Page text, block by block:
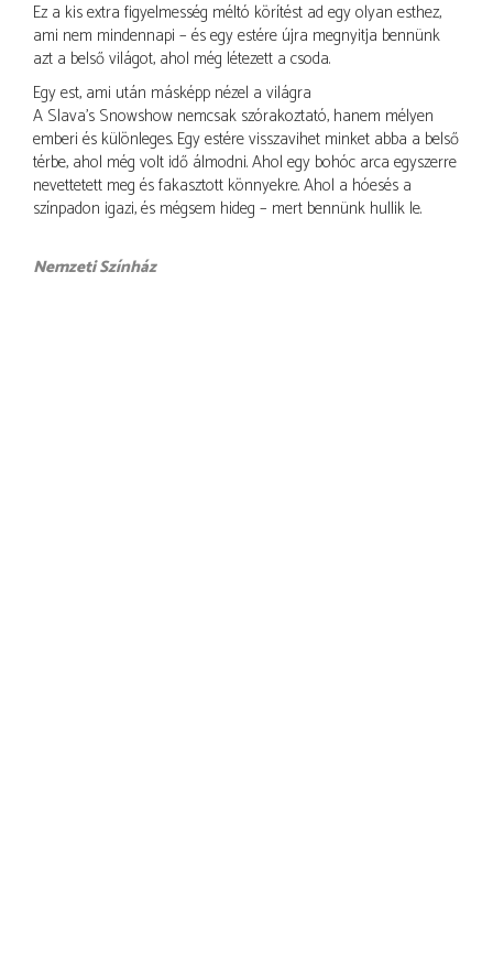
Ez a kis extra figyelmesség méltó körítést ad egy olyan esthez,
ami nem mindennapi – és egy estére újra megnyitja bennünk
azt a belső világot, ahol még létezett a csoda.
Egy est, ami után másképp nézel a világra
A Slava’s Snowshow nemcsak szórakoztató, hanem mélyen
emberi és különleges. Egy estére visszavihet minket abba a belső
térbe, ahol még volt idő álmodni. Ahol egy bohóc arca egyszerre
nevettetett meg és fakasztott könnyekre. Ahol a hóesés a
színpadon igazi, és mégsem hideg – mert bennünk hullik le.
Nemzeti Színház